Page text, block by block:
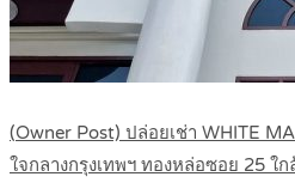
(Owner Post) ปล่อยเช่า WHITE
ใจกลางกรุงเทพฯ ทองหล่อซอย 25 ใ